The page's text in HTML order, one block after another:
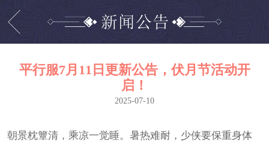
平行服7月11日更新公告，伏月节活动开
启！
2025-07-10
朝景枕簟清，乘凉一觉睡。暑热难耐，少侠要保重身体